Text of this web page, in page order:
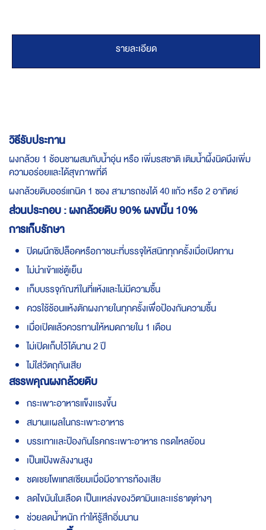
รายละเอียด
วิธีรับประทาน
ผงกล้วย 1 ช้อนชาผสมกับน้ำอุ่น หรือ เพิ่มรสชาติ เติมน้ำผึ้งนิดนึงเพิ่ม
ความอร่อยและได้สุขภาพที่ดี
ผงกล้วยดิบออร์แกนิค 1 ซอง สามารถชงได้ 40 แก้ว หรือ 2 อาทิตย์
ส่วนประกอบ : ผงกล้วยดิบ 90% ผงขมิ้น 10%
การเก็บรักษา
ปิดผนึกซิปล็อคหรือภาชนะที่บรรจุให้สนิททุกครั้งเมื่อเปิดทาน
ไม่นำเข้าแช่ตู้เย็น
เก็บบรรจุภัณฑ์ในที่แห้งและไม่มีความชื้น
ควรใช้ช้อนแห้งตักผงภายในทุกครั้งเพื่อป้องกันความชื้น
เมื่อเปิดแล้วควรทานให้หมดภายใน 1 เดือน
ไม่เปิดเก็บไว้ได้นาน 2 ปี
ไม่ใส่วัตถุกันเสีย
สรรพคุณผงกล้วยดิบ
กระเพาะอาหารแข็งเเรงขึ้น
สมานเเผลในกระเพาะอาหาร
บรรเทาเเละป้องกันโรคกระเพาะอาหาร กรดไหลย้อน
เป็นแป้งพลังงานสูง
ชดเชยโพแทสเซียมเมื่อมีอาการท้องเสีย
ลดไขมันในเลือด เป็นเเหล่งของวิตามินเเละเเร่ธาตุต่างๆ
ช่วยลดน้ำหนัก ทำให้รู้สึกอิ่มนาน